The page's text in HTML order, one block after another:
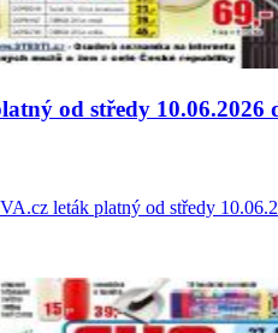
od středy 10.06.2026
leták platný od středy